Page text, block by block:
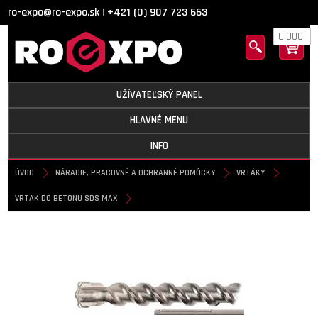
ro-expo@ro-expo.sk | +421 (0) 907 723 663
0,000
UŽÍVATEĽSKÝ PANEL
HLAVNÉ MENU
INFO
ÚVOD NÁRADIE, PRACOVNÉ A OCHRANNÉ POMÔCKY VRTÁKY
VRTÁK DO BETÓNU SDS MAX